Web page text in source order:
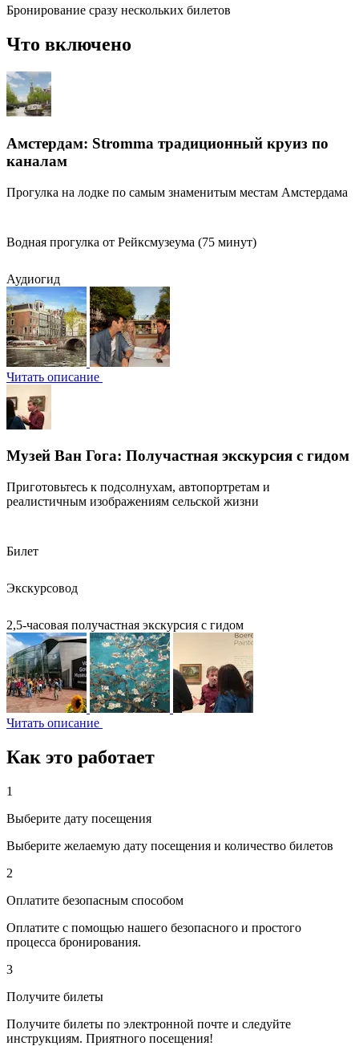
Бронирование сразу нескольких билетов
Что включено
Амстердам: Stromma традиционный круиз по
каналам
Прогулка на лодке по самым знаменитым местам Амстердама
Водная прогулка от Рейксмузеума (75 минут)
Аудиогид
Читать описание
Музей Ван Гога: Получастная экскурсия с гидом
Приготовьтесь к подсолнухам, автопортретам и
реалистичным изображениям сельской жизни
Билет
Экскурсовод
2,5-часовая получастная экскурсия с гидом
Читать описание
Как это работает
1
Выберите дату посещения
Выберите желаемую дату посещения и количество билетов
2
Оплатите безопасным способом
Оплатите с помощью нашего безопасного и простого
процесса бронирования.
3
Получите билеты
Получите билеты по электронной почте и следуйте
инструкциям. Приятного посещения!